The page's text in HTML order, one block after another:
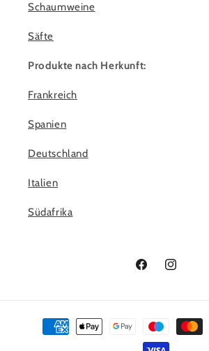
Schaumweine
Säfte
Produkte nach Herkunft:
Frankreich
Spanien
Deutschland
Italien
Südafrika
FacebookInstagram
Zahlungsmethoden